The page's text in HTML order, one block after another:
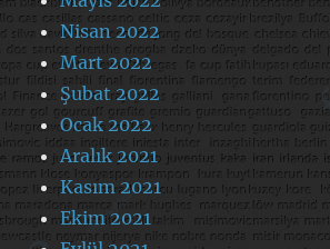
Nisan 2022
Mart 2022
Şubat 2022
Ocak 2022
Aralık 2021
Kasım 2021
Ekim 2021